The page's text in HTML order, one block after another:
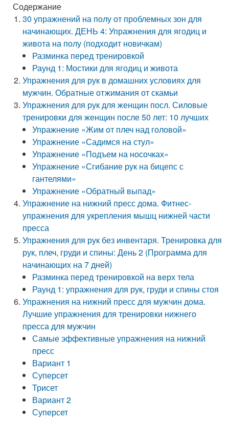
Содержание
30 упражнений на полу от проблемных зон для
начинающих. ДЕНЬ 4: Упражнения для ягодиц и
живота на полу (подходит новичкам)
Разминка перед тренировкой
Раунд 1: Мостики для ягодиц и живота
Упражнения для рук в домашних условиях для
мужчин. Обратные отжимания от скамьи
Упражнения для рук для женщин посл. Силовые
тренировки для женщин после 50 лет: 10 лучших
Упражнение «Жим от плеч над головой»
Упражнение «Садимся на стул»
Упражнение «Подъем на носочках»
Упражнение «Сгибание рук на бицепс с
гантелями»
Упражнение «Обратный выпад»
Упражнение на нижний пресс дома. Фитнес-
упражнения для укрепления мышц нижней части
пресса
Упражнения для рук без инвентаря. Тренировка для
рук, плеч, груди и спины: День 2 (Программа для
начинающих на 7 дней)
Разминка перед тренировкой на верх тела
Раунд 1: упражнения для рук, груди и спины стоя
Упражнения на нижний пресс для мужчин дома.
Лучшие упражнения для тренировки нижнего
пресса для мужчин
Самые эффективные упражнения на нижний
пресс
Вариант 1
Суперсет
Трисет
Вариант 2
Суперсет